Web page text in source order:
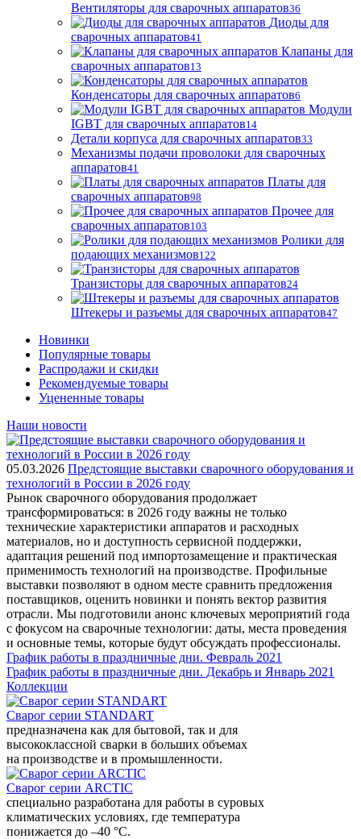
Вентиляторы для сварочных аппаратов36
Диоды для
сварочных аппаратов41
Клапаны для
сварочных аппаратов13
Конденсаторы для сварочных аппаратов6
Модули
IGBT для сварочных аппаратов14
Детали корпуса для сварочных аппаратов33
Механизмы подачи проволоки для сварочных
аппаратов41
Платы для
сварочных аппаратов98
Прочее для
сварочных аппаратов103
Ролики для
подающих механизмов122
Транзисторы для сварочных аппаратов24
Штекеры и разъемы для сварочных аппаратов47
Новинки
Популярные товары
Распродажи и скидки
Рекомендуемые товары
Уцененные товары
Наши новости
05.03.2026 Предстоящие выставки сварочного оборудования и
технологий в России в 2026 году
Рынок сварочного оборудования продолжает
трансформироваться: в 2026 году важны не только
технические характеристики аппаратов и расходных
материалов, но и доступность сервисной поддержки,
адаптация решений под импортозамещение и практическая
применимость технологий на производстве. Профильные
выставки позволяют в одном месте сравнить предложения
поставщиков, оценить новинки и понять вектор развития
отрасли. Мы подготовили анонс ключевых мероприятий года
с фокусом на сварочные технологии: даты, места проведения
и основные темы, которые будут обсуждать профессионалы.
График работы в праздничные дни. Февраль 2021
График работы в праздничные дни. Декабрь и Январь 2021
Коллекции
Сварог серии STANDART
предназначена как для бытовой, так и для
высококлассной сварки в больших объемах
на производстве и в промышленности.
Сварог серии ARCTIC
специально разработана для работы в суровых
климатических условиях, где температура
понижается до –40 °С.